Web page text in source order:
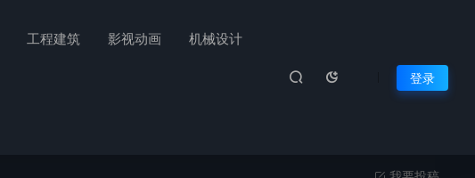
工程建筑 影视动画 机械设计
登录